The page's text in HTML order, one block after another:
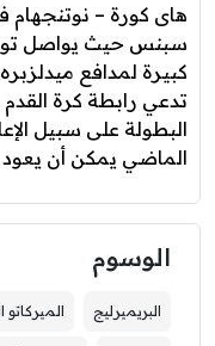
هاى كورة –
سبنس حيث يواصل
كبيرة لمدافع
تدعي رابطة كرة القدم
الماضي يمكن أن
الوسوم
البريميرليج